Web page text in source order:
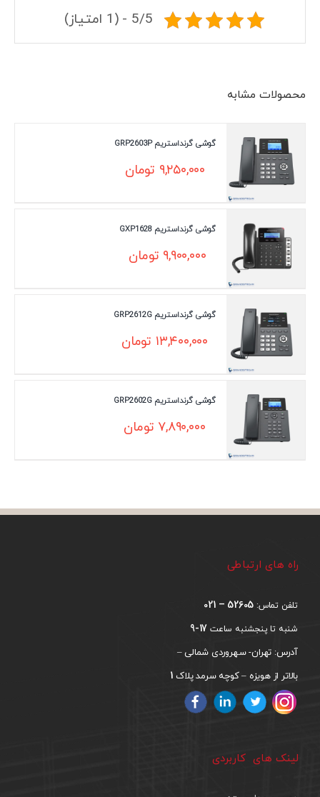
5/5 - (1 امتیاز)
محصولات مشابه
گوشی گرنداستریم GRP2603P
۹,۲۵۰,۰۰۰ تومان
گوشی گرنداستریم GXP1628
۹,۹۰۰,۰۰۰ تومان
گوشی گرنداستریم GRP2612G
۱۳,۴۰۰,۰۰۰ تومان
گوشی گرنداستریم GRP2602G
۷,۸۹۰,۰۰۰ تومان
راه های ارتباطی
تلفن تماس: 52605 – 021
شنبه تا پنجشنبه ساعت 17-9
آدرس: تهران- سهروردی شمالی –
بالاتر از هویزه – کوچه سرمد پلاک 1
لینک های کاربردی